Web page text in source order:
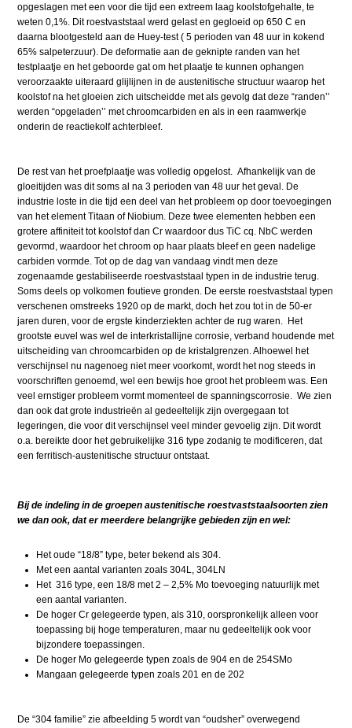
opgeslagen met een voor die tijd een extreem laag koolstofgehalte, te
weten 0,1%. Dit roestvaststaal werd gelast en gegloeid op 650 C en
daarna blootgesteld aan de Huey-test ( 5 perioden van 48 uur in kokend
65% salpeterzuur). De deformatie aan de geknipte randen van het
testplaatje en het geboorde gat om het plaatje te kunnen ophangen
veroorzaakte uiteraard glijlijnen in de austenitische structuur waarop het
koolstof na het gloeien zich uitscheidde met als gevolg dat deze “randen’’
werden “opgeladen’’ met chroomcarbiden en als in een raamwerkje
onderin de reactiekolf achterbleef.
De rest van het proefplaatje was volledig opgelost. Afhankelijk van de
gloeitijden was dit soms al na 3 perioden van 48 uur het geval. De
industrie loste in die tijd een deel van het probleem op door toevoegingen
van het element Titaan of Niobium. Deze twee elementen hebben een
grotere affiniteit tot koolstof dan Cr waardoor dus TiC cq. NbC werden
gevormd, waardoor het chroom op haar plaats bleef en geen nadelige
carbiden vormde. Tot op de dag van vandaag vindt men deze
zogenaamde gestabiliseerde roestvaststaal typen in de industrie terug.
Soms deels op volkomen foutieve gronden. De eerste roestvaststaal typen
verschenen omstreeks 1920 op de markt, doch het zou tot in de 50-er
jaren duren, voor de ergste kinderziekten achter de rug waren. Het
grootste euvel was wel de interkristallijne corrosie, verband houdende met
uitscheiding van chroomcarbiden op de kristalgrenzen. Alhoewel het
verschijnsel nu nagenoeg niet meer voorkomt, wordt het nog steeds in
voorschriften genoemd, wel een bewijs hoe groot het probleem was. Een
veel ernstiger probleem vormt momenteel de spanningscorrosie. We zien
dan ook dat grote industrieën al gedeeltelijk zijn overgegaan tot
legeringen, die voor dit verschijnsel veel minder gevoelig zijn. Dit wordt
o.a. bereikte door het gebruikelijke 316 type zodanig te modificeren, dat
een ferritisch-austenitische structuur ontstaat.
Bij de indeling in de groepen austenitische roestvaststaalsoorten zien
we dan ook, dat er meerdere belangrijke gebieden zijn en wel:
Het oude “18/8” type, beter bekend als 304.
Met een aantal varianten zoals 304L, 304LN
Het 316 type, een 18/8 met 2 – 2,5% Mo toevoeging natuurlijk met
een aantal varianten.
De hoger Cr gelegeerde typen, als 310, oorspronkelijk alleen voor
toepassing bij hoge temperaturen, maar nu gedeeltelijk ook voor
bijzondere toepassingen.
De hoger Mo gelegeerde typen zoals de 904 en de 254SMo
Mangaan gelegeerde typen zoals 201 en de 202
De “304 familie” zie afbeelding 5 wordt van “oudsher” overwegend